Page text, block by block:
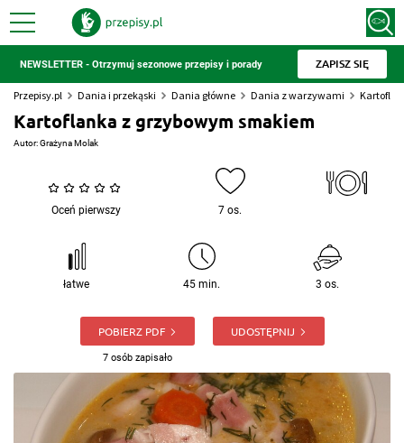
NEWSLETTER - Otrzymuj sezonowe przepisy i porady ZAPISZ SIĘ
Przepisy.pl Dania i przekąski Dania główne Dania z warzywami
Kartoflanka z grzybowym smakiem
Autor:Grażyna Molak
Oceń pierwszy 7 os.
łatwe 45 min. 3 os.
POBIERZ PDF
7 osób zapisało
UDOSTĘPNIJ